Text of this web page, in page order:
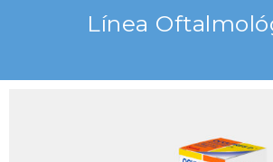
Línea